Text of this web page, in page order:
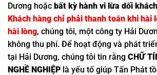
Dương hoặc bất kỳ hành vi lừa dối
Khách hàng chỉ phải thanh toán khi hài
hài lòng, chúng tôi, một công ty Hải
không thu phí. Để hoạt động và phát
tại Hải Dương, chúng tôi tin rằng CHỮ
NGHỀ NGHIỆP là yếu tố giúp Tấn Phát